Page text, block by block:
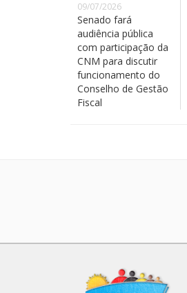
09/07/2026
Senado fará
audiência pública
com participação da
CNM para discutir
funcionamento do
Conselho de Gestão
Fiscal